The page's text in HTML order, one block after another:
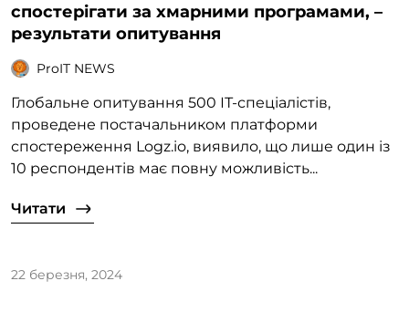
спостерігати за хмарними програмами, –
результати опитування
ProIT NEWS
Глобальне опитування 500 ІТ-спеціалістів,
проведене постачальником платформи
спостереження Logz.io, виявило, що лише один із
10 респондентів має повну можливість...
Читати
22 березня, 2024